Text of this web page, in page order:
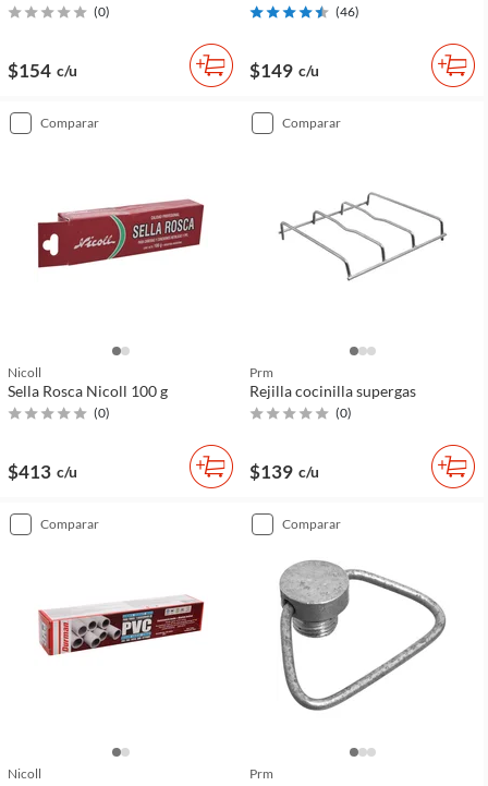
(0)
$154 c/u
(46)
$149 c/u
comparar
Nicoll
Sella Rosca Nicoll 100 g
(0)
$413 c/u
comparar
Prm
Rejilla cocinilla supergas
(0)
$139 c/u
comparar
Nicoll
comparar
Prm